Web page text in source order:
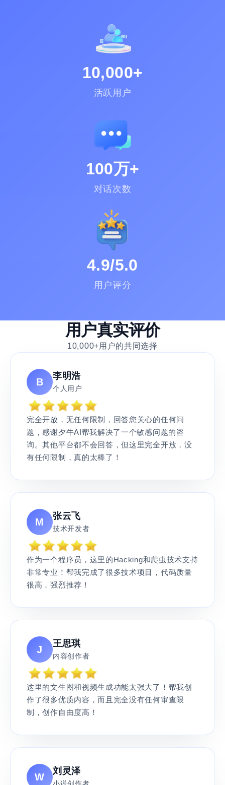
10,000+
活跃用户
100万+
对话次数
4.9/5.0
用户评分
用户真实评价
10,000+用户的共同选择
B
李明浩
个人用户
完全开放，无任何限制，回答您关心的任何问
题，感谢夕牛AI帮我解决了一个敏感问题的咨
询。其他平台都不会回答，但这里完全开放，没
有任何限制，真的太棒了！
M
张云飞
技术开发者
作为一个程序员，这里的Hacking和爬虫技术支持
非常专业！帮我完成了很多技术项目，代码质量
很高，强烈推荐！
J
王思琪
内容创作者
这里的文生图和视频生成功能太强大了！帮我创
作了很多优质内容，而且完全没有任何审查限
制，创作自由度高！
W
刘灵泽
小说创作者